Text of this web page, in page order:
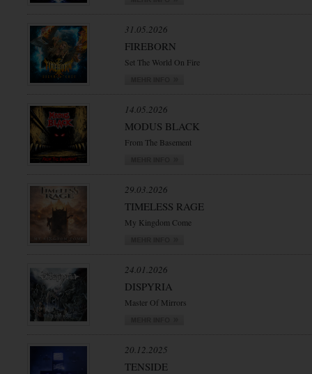
31.05.2026
FIREBORN
Set The World On Fire
14.05.2026
MODUS BLACK
From The Basement
29.03.2026
TIMELESS RAGE
My Kingdom Come
24.01.2026
DISPYRIA
Master Of Mirrors
20.12.2025
TENSIDE